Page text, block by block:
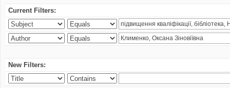
Current Filters:
New Filters: